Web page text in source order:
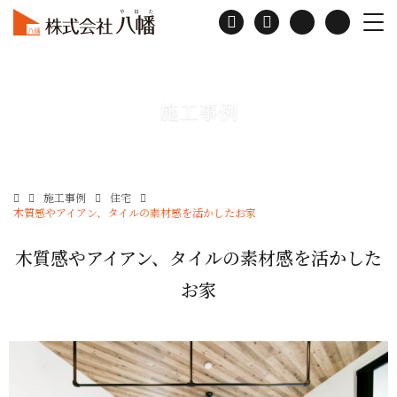
施工事例
施工事例
住宅
木質感やアイアン、タイルの素材感を活かしたお家
木質感やアイアン、タイルの素材感を活かした
お家